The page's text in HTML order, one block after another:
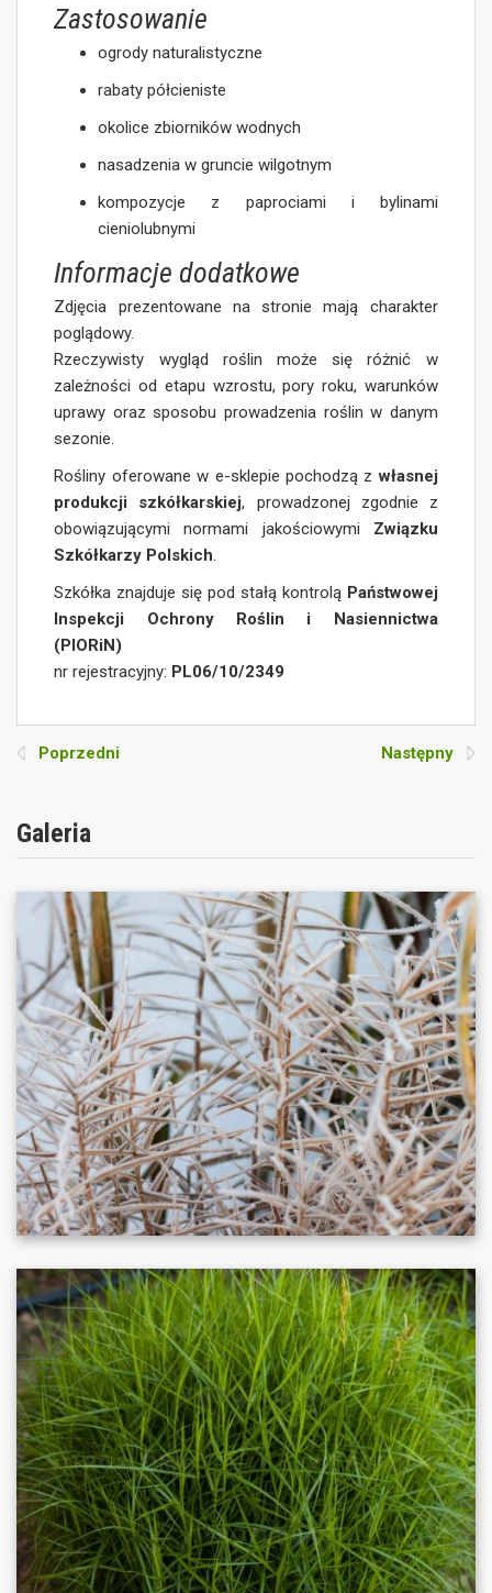
Zastosowanie
ogrody naturalistyczne
rabaty półcieniste
okolice zbiorników wodnych
nasadzenia w gruncie wilgotnym
kompozycje z paprociami i bylinami
cieniolubnymi
Informacje dodatkowe
Zdjęcia prezentowane na stronie mają charakter
poglądowy.
Rzeczywisty wygląd roślin może się różnić w
zależności od etapu wzrostu, pory roku, warunków
uprawy oraz sposobu prowadzenia roślin w danym
sezonie.
Rośliny oferowane w e-sklepie pochodzą zwłasnej
produkcji szkółkarskiej, prowadzonej zgodnie z
obowiązującymi normami jakościowymi Związku
Szkółkarzy Polskich.
Szkółka znajduje się pod stałą kontrolą Państwowej
Inspekcji Ochrony Roślin i Nasiennictwa
(PIORiN)
nr rejestracyjny: PL06/10/2349
Poprzedni Następny
Galeria